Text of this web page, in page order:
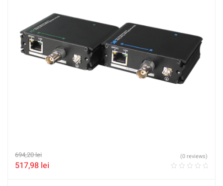
694,20lei
517,98 lei
(0 reviews)